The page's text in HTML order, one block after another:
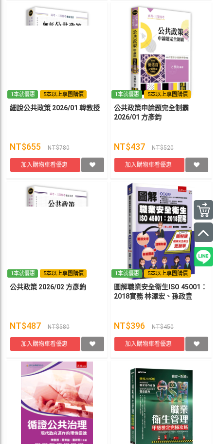
1本就優惠 5本以上享團購價
細說公共政策 2026/01 韓教授
NT$655 NT$780
加入購物車看優惠
1本就優惠 5本以上享團購價
公共政策申論題完全制霸
2026/01 方彥鈞
NT$437 NT$520
加入購物車看優惠
1本就優惠 5本以上享團購價
公共政策 2026/02 方彥鈞
NT$487 NT$580
加入購物車看優惠
1本就優惠 5本以上享團購價
圖解職業安全衛生ISO 45001：
2018實務 林澤宏、孫政豊
NT$396 NT$450
加入購物車看優惠